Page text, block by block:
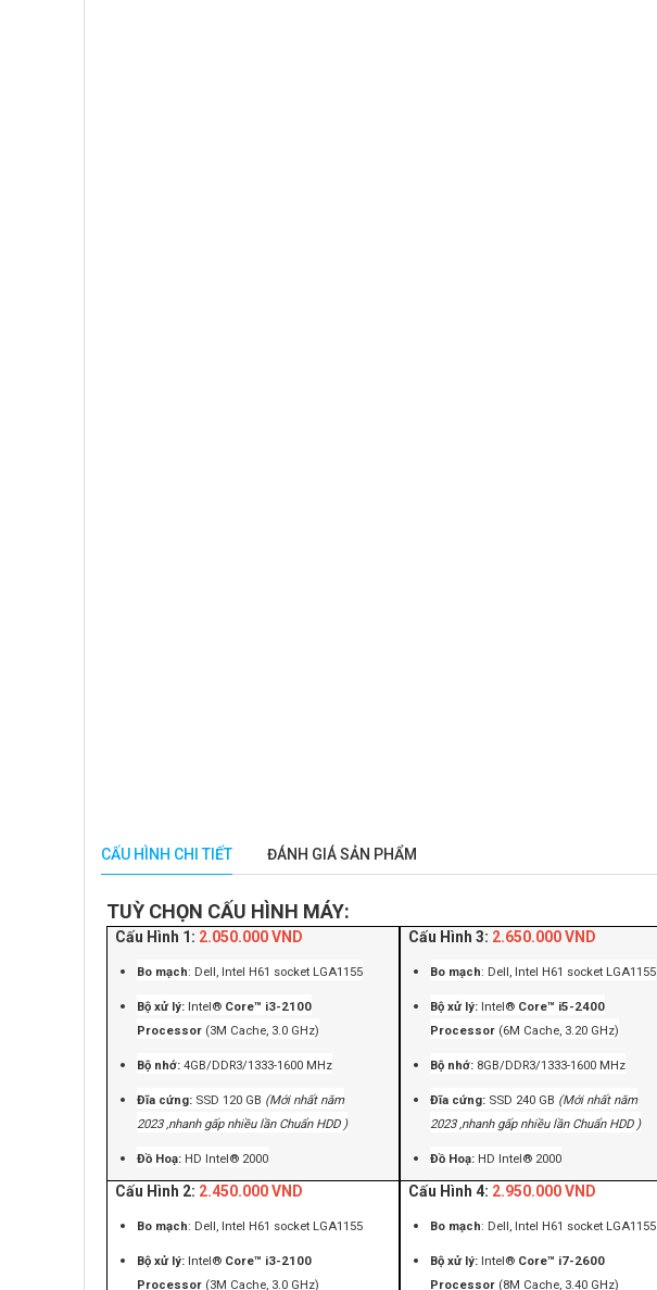
CẤU HÌNH CHI TIẾT ĐÁNH GIÁ SẢN PHẨM
TUỲ CHỌN CẤU HÌNH MÁY:
Cấu Hình 1: 2.050.000 VND
Bo mạch: Dell, Intel H61 socket LGA1155
Bộ xử lý: Intel® Core™ i3-2100
Processor (3M Cache, 3.0 GHz)
Bộ nhớ:4GB/DDR3/1333-1600 MHz
Đĩa cứng: SSD 120 GB (Mới nhất năm
2023 ,nhanh gấp nhiều lần Chuẩn HDD )
Đồ Hoạ: HD Intel® 2000
Cấu Hình 2: 2.450.000 VND
Bo mạch: Dell, Intel H61 socket LGA1155
Bộ xử lý: Intel® Core™ i3-2100
Processor (3M Cache, 3.0 GHz)
Cấu Hình 3: 2.650.000 VND
Bo mạch: Dell, Intel H61 socket LGA1155
Bộ xử lý: Intel® Core™ i5-2400
Processor (6M Cache, 3.20 GHz)
Bộ nhớ: 8GB/DDR3/1333-1600 MHz
Đĩa cứng: SSD 240 GB (Mới nhất năm
2023 ,nhanh gấp nhiều lần Chuẩn HDD )
Đồ Hoạ: HD Intel® 2000
Cấu Hình 4: 2.950.000 VND
Bo mạch: Dell, Intel H61 socket LGA1155
Bộ xử lý: Intel® Core™ i7-2600
Processor (8M Cache, 3.40 GHz)